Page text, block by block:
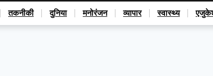
तकनीकी दुनिया मनोरंजन व्यापार स्वास्थ्य